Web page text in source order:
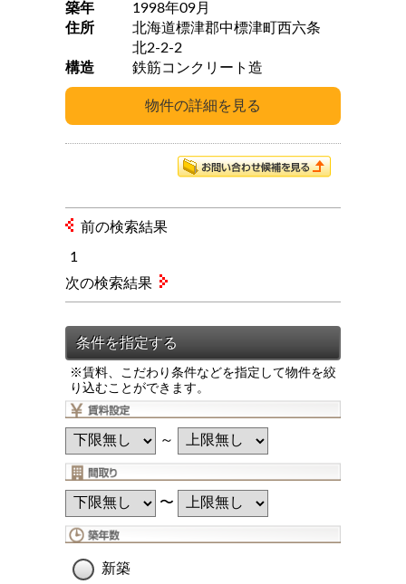
築年
1998年09月
住所
北海道標津郡中標津町西六条
北2-2-2
構造
鉄筋コンクリート造
前の検索結果
1
※賃料、こだわり条件などを指定して物件を絞
り込むことができます。
～
〜
新築